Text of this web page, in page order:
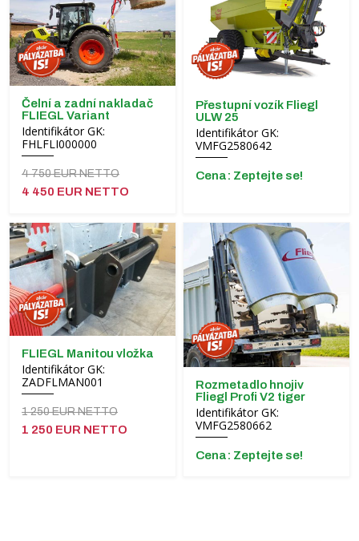
Čelní a zadní nakladač
FLIEGL Variant
Identifikátor GK:
FHLFLI000000
4 750 EUR NETTO
4 450 EUR NETTO
Přestupní vozík Fliegl
ULW 25
Identifikátor GK:
VMFG2580642
Cena: Zeptejte se!
FLIEGL Manitou vložka
Identifikátor GK:
ZADFLMAN001
1 250 EUR NETTO
1 250 EUR NETTO
Rozmetadlo hnojiv
Fliegl Profi V2 tiger
Identifikátor GK:
VMFG2580662
Cena: Zeptejte se!